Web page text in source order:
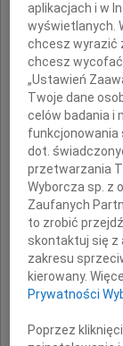
aplikacjach i w
wyświetlanych.
chcesz wyrazić
chcesz wycofać
„Ustawień
Twoje dane
celów badania i
funkcjonowania
dot.
przetwarzania
Wyborcza sp. z
Zaufanych
to zrobić
skontaktuj się z
zakresu
kierowany.
Prywatności
Poprzez